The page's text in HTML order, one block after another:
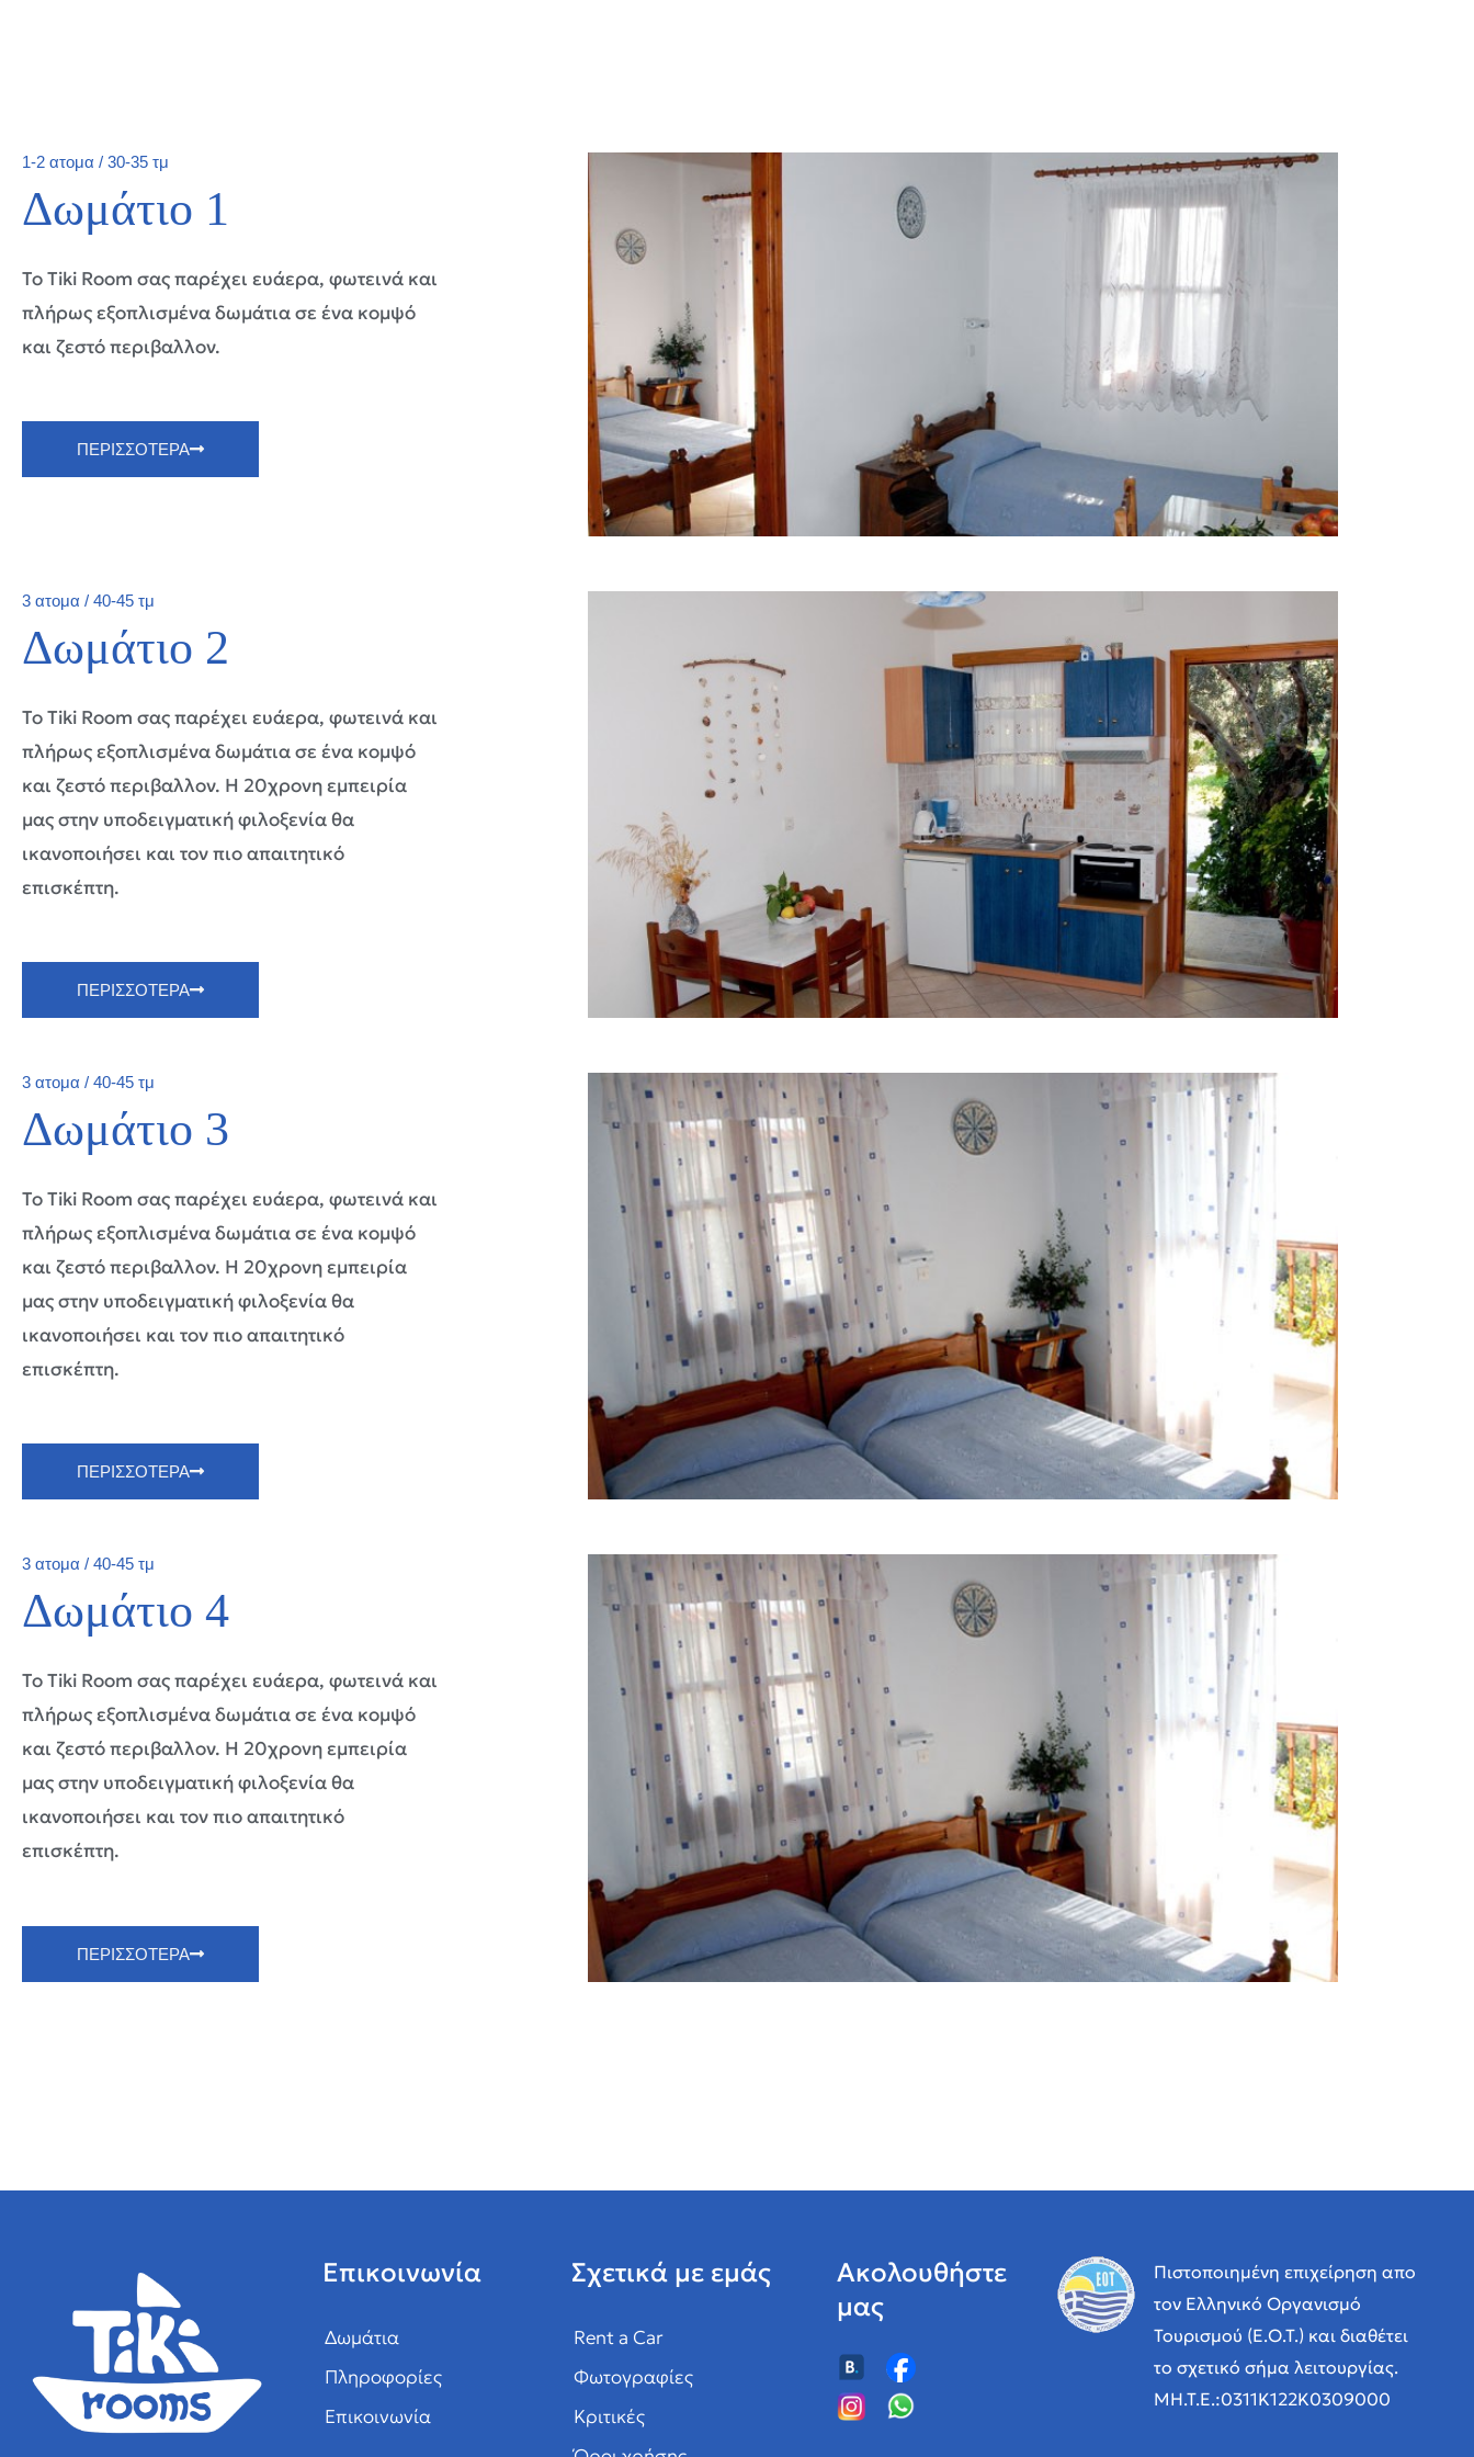
1-2 ατομα / 30-35 τμ
Δωμάτιο 1
Το Tiki Room σας παρέχει ευάερα, φωτεινά και
πλήρως εξοπλισμένα δωμάτια σε ένα κομψό
και ζεστό περιβαλλον.
ΠΕΡΙΣΣΟΤΕΡΑ
3 ατομα / 40-45 τμ
Δωμάτιο 2
Το Tiki Room σας παρέχει ευάερα, φωτεινά και
πλήρως εξοπλισμένα δωμάτια σε ένα κομψό
και ζεστό περιβαλλον. Η 20χρονη εμπειρία
μας στην υποδειγματική φιλοξενία θα
ικανοποιήσει και τον πιο απαιτητικό
επισκέπτη.
ΠΕΡΙΣΣΟΤΕΡΑ
3 ατομα / 40-45 τμ
Δωμάτιο 3
Το Tiki Room σας παρέχει ευάερα, φωτεινά και
πλήρως εξοπλισμένα δωμάτια σε ένα κομψό
και ζεστό περιβαλλον. Η 20χρονη εμπειρία
μας στην υποδειγματική φιλοξενία θα
ικανοποιήσει και τον πιο απαιτητικό
επισκέπτη.
ΠΕΡΙΣΣΟΤΕΡΑ
3 ατομα / 40-45 τμ
Δωμάτιο 4
Το Tiki Room σας παρέχει ευάερα, φωτεινά και
πλήρως εξοπλισμένα δωμάτια σε ένα κομψό
και ζεστό περιβαλλον. Η 20χρονη εμπειρία
μας στην υποδειγματική φιλοξενία θα
ικανοποιήσει και τον πιο απαιτητικό
επισκέπτη.
ΠΕΡΙΣΣΟΤΕΡΑ
Επικοινωνία
Δωμάτια
Πληροφορίες
Επικοινωνία
Σχετικά με εμάς
Rent a Car
Φωτογραφίες
Κριτικές
Ακολουθήστε
μας
Πιστοποιημένη επιχείρηση απο
τον Ελληνικό Οργανισμό
Τουρισμού (Ε.Ο.Τ.) και διαθέτει
το σχετικό σήμα λειτουργίας.
MH.T.E.:0311K122Κ0309000